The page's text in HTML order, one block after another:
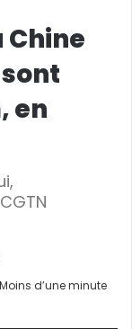
en
Moins d’une minute